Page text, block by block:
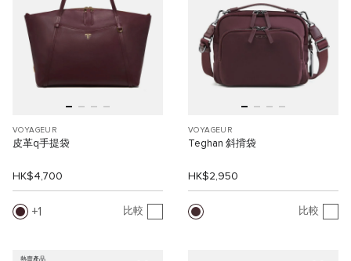
VOYAGEUR
皮革q手提袋
HK$4,700
1 比較
VOYAGEUR
Teghan 斜揹袋
HK$2,950
比較
熱賣產品